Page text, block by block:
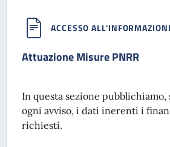
ACCESSO
Attuazione Misure PNRR
In questa sezione
ogni avviso, i dati inerenti i
richiesti.